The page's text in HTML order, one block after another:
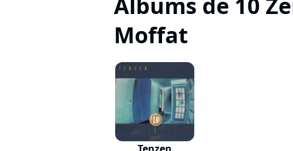
Moffat